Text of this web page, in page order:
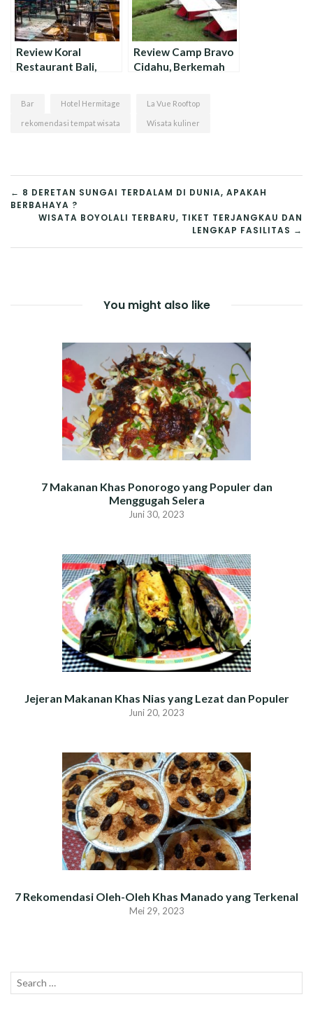
Review Koral
Restaurant Bali,
Review Camp Bravo
Cidahu, Berkemah
Bar Hotel Hermitage La Vue Rooftop
rekomendasi tempat wisata Wisata kuliner
NAVIGASI
POS
← 8 DERETAN SUNGAI TERDALAM DI DUNIA, APAKAH
BERBAHAYA ?
WISATA BOYOLALI TERBARU, TIKET TERJANGKAU DAN
LENGKAP FASILITAS →
You might also like
7 Makanan Khas Ponorogo yang Populer dan
Menggugah Selera
Juni 30, 2023
Jejeran Makanan Khas Nias yang Lezat dan Populer
Juni 20, 2023
7 Rekomendasi Oleh-Oleh Khas Manado yang Terkenal
Mei 29, 2023
Search